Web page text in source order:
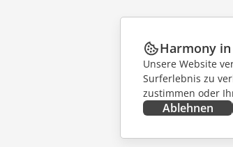
Harmony
Unsere Website
Surferlebnis zu
zustimmen oder
Ablehnen